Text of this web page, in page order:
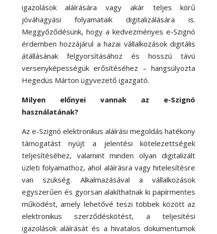
igazolások aláírására vagy akár teljes körű
jóváhagyási folyamataik digitalizálására is.
Meggyőződésünk, hogy a kedvezményes e-Szignó
érdemben hozzájárul a hazai vállalkozások digitális
átállásának felgyorsításához és hosszú távú
versenyképességük erősítéséhez – hangsúlyozta
Hegedüs Márton ügyvezető igazgató.
Milyen előnyei vannak az e-Szignó
használatának?
Az e-Szignó elektronikus aláírási megoldás hatékony
támogatást nyújt a jelentési kötelezettségek
teljesítéséhez, valamint minden olyan digitalizált
üzleti folyamathoz, ahol aláírásra vagy hitelesítésre
van szükség. Alkalmazásával a vállalkozások
egyszerűen és gyorsan alakíthatnak ki papírmentes
működést, amely lehetővé teszi többek között az
elektronikus szerződéskötést, a teljesítési
igazolások aláírását és a hivatalos dokumentumok